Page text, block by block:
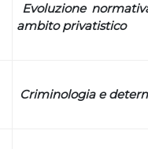
Evoluzione
ambito privatistico
Criminologia e